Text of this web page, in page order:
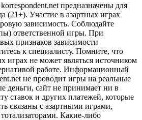
предназначены для
(21+). Участие в азартных играх
зависимость. Соблюдайте
ответственной игры. При
признаков зависимости
к специалисту. Помните, что
играх не может являться источником
работе. Информационный
не проводит игры на реальные
деньги, сайт не принимает ни в
ставок и других платежей, которые
связаны с азартными играми,
Какие-либо